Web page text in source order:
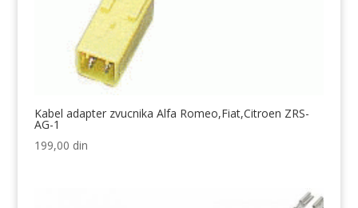
Kabel adapter zvucnika Alfa Romeo,Fiat,Citroen ZRS-
AG-1
199,00 din